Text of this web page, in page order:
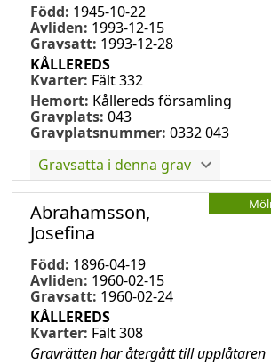
Född: 1945-10-22
Avliden: 1993-12-15
Gravsatt: 1993-12-28
KÅLLEREDS
Kvarter: Fält 332
Hemort: Kållereds församling
Gravplats: 043
Gravplatsnummer: 0332 043
Gravsatta i denna grav
Abrahamsson,
Josefina
Född: 1896-04-19
Avliden: 1960-02-15
Gravsatt: 1960-02-24
KÅLLEREDS
Kvarter: Fält 308
Gravrätten har återgått till upplåtaren